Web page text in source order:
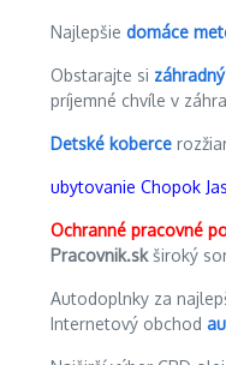
Najlepšie domáce
Obstarajte si
príjemné chvíle v
Detské koberce
ubytovanie Chopok
Ochranné pracovné
Pracovnik.skširoký
Autodoplnky za
Internetový obchod